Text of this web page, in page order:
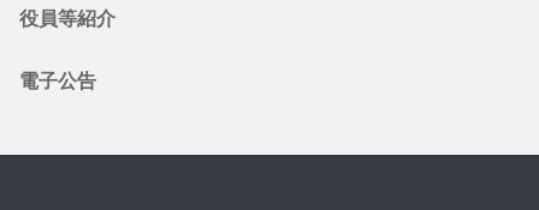
役員等紹介
電子公告